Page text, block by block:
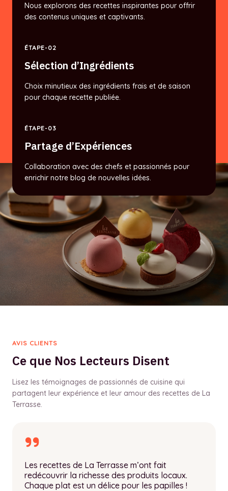
Nous explorons des recettes inspirantes pour offrir
des contenus uniques et captivants.
ÉTAPE-02
Sélection d’Ingrédients
Choix minutieux des ingrédients frais et de saison
pour chaque recette publiée.
ÉTAPE-03
Partage d’Expériences
Collaboration avec des chefs et passionnés pour
enrichir notre blog de nouvelles idées.
Les recettes de La Terrasse m’ont fait
redécouvrir la richesse des produits locaux.
Chaque plat est un délice pour les papilles !
AVIS CLIENTS
Ce que Nos Lecteurs Disent
Lisez les témoignages de passionnés de cuisine qui
partagent leur expérience et leur amour des recettes de La
Terrasse.